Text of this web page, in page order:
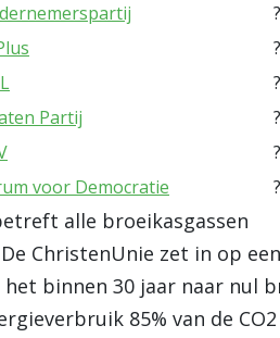
?
?
?
Partij
?
?
voor Democratie
?
alle broeikasgassen
ChristenUnie zet in op
het binnen 30 jaar naar nul
85% van de